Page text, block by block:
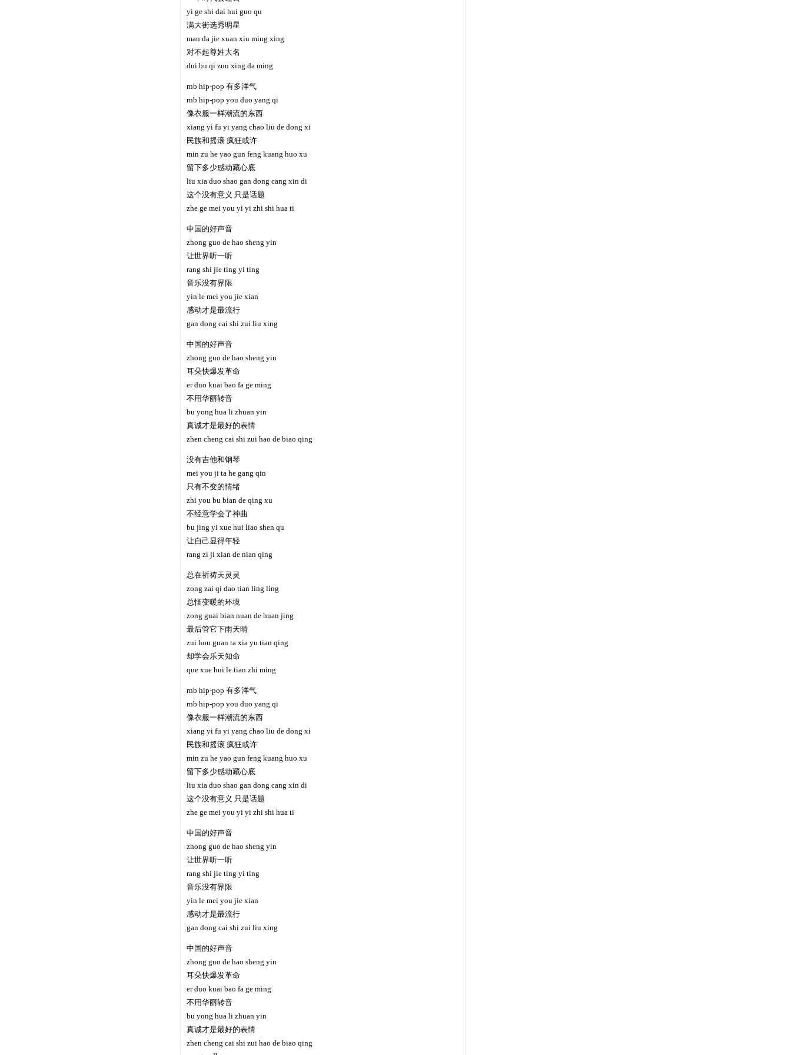
yi ge shi dai hui guo qu
满大街选秀明星
man da jie xuan xiu ming xing
对不起尊姓大名
dui bu qi zun xing da ming
rnb hip-pop 有多洋气
rnb hip-pop you duo yang qi
像衣服一样潮流的东西
xiang yi fu yi yang chao liu de dong xi
民族和摇滚 疯狂或许
min zu he yao gun feng kuang huo xu
留下多少感动藏心底
liu xia duo shao gan dong cang xin di
这个没有意义 只是话题
zhe ge mei you yi yi zhi shi hua ti
中国的好声音
zhong guo de hao sheng yin
让世界听一听
rang shi jie ting yi ting
音乐没有界限
yin le mei you jie xian
感动才是最流行
gan dong cai shi zui liu xing
中国的好声音
zhong guo de hao sheng yin
耳朵快爆发革命
er duo kuai bao fa ge ming
不用华丽转音
bu yong hua li zhuan yin
真诚才是最好的表情
zhen cheng cai shi zui hao de biao qing
没有吉他和钢琴
mei you ji ta he gang qin
只有不变的情绪
zhi you bu bian de qing xu
不经意学会了神曲
bu jing yi xue hui liao shen qu
让自己显得年轻
rang zi ji xian de nian qing
总在祈祷天灵灵
zong zai qi dao tian ling ling
总怪变暖的环境
zong guai bian nuan de huan jing
最后管它下雨天晴
zui hou guan ta xia yu tian qing
却学会乐天知命
que xue hui le tian zhi ming
rnb hip-pop 有多洋气
rnb hip-pop you duo yang qi
像衣服一样潮流的东西
xiang yi fu yi yang chao liu de dong xi
民族和摇滚 疯狂或许
min zu he yao gun feng kuang huo xu
留下多少感动藏心底
liu xia duo shao gan dong cang xin di
这个没有意义 只是话题
zhe ge mei you yi yi zhi shi hua ti
中国的好声音
zhong guo de hao sheng yin
让世界听一听
rang shi jie ting yi ting
音乐没有界限
yin le mei you jie xian
感动才是最流行
gan dong cai shi zui liu xing
中国的好声音
zhong guo de hao sheng yin
耳朵快爆发革命
er duo kuai bao fa ge ming
不用华丽转音
bu yong hua li zhuan yin
真诚才是最好的表情
zhen cheng cai shi zui hao de biao qing